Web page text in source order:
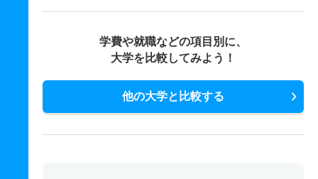
学費や就職などの項目別に、
大学を比較してみよう！
他の大学と比較する